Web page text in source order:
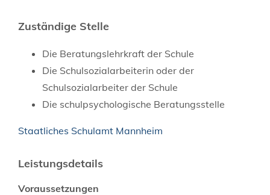
Zuständige Stelle
Die Beratungslehrkraft der Schule
Die Schulsozialarbeiterin oder der
Schulsozialarbeiter der Schule
Die schulpsychologische Beratungsstelle
Staatliches Schulamt Mannheim
Leistungsdetails
Voraussetzungen